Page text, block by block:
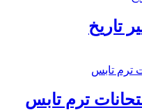
تاریخ
ترم تابس